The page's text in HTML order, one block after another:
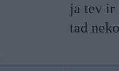
ja tev ir
tad